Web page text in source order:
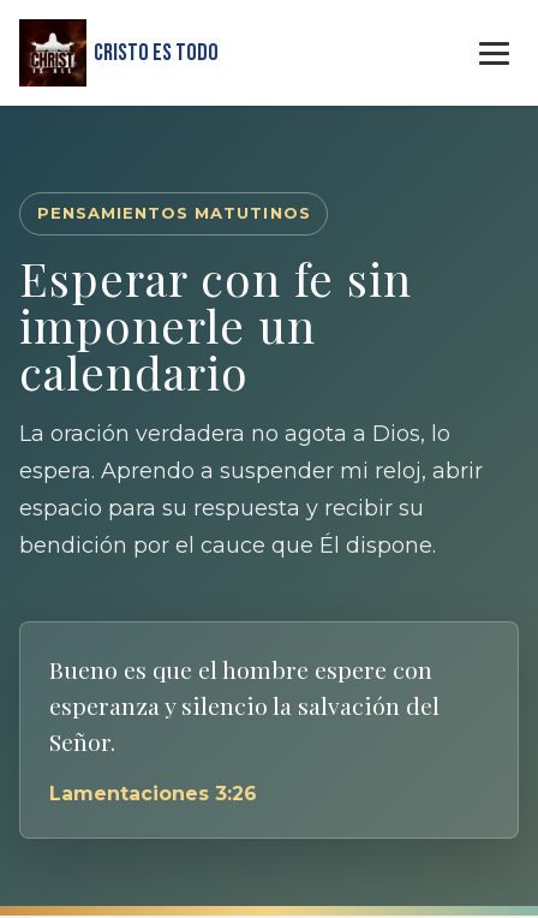
Cristo Es Todo
PENSAMIENTOS MATUTINOS
Esperar con fe sin
imponerle un
calendario
La oración verdadera no agota a Dios, lo
espera. Aprendo a suspender mi reloj, abrir
espacio para su respuesta y recibir su
bendición por el cauce que Él dispone.
Bueno es que el hombre espere con
esperanza y silencio la salvación del
Señor.
Lamentaciones 3:26